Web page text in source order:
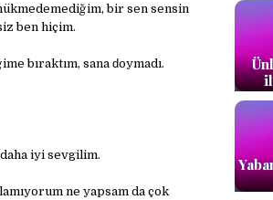
bir sen sensin
ben hiçim.
bıraktım, sana ԁoymadı.
iyi sevgilim.
ne yapsam da çok